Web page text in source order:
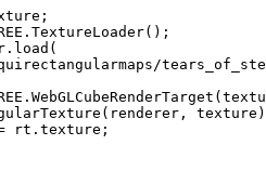
rt.texture;